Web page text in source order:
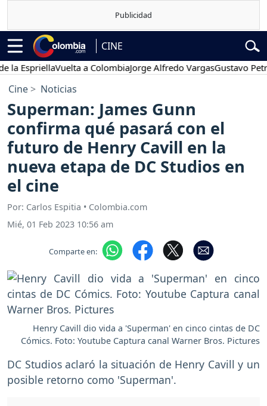
CINE
Vuelta a ColombiaJorge Alfredo VargasGustavo Petro
Cine Noticias
Superman: James Gunn
confirma qué pasará con el
futuro de Henry Cavill en la
nueva etapa de DC Studios en
el cine
Por: Carlos Espitia • Colombia.com
Mié, 01 Feb 2023 10:56 am
Comparte en:
Henry Cavill dio vida a 'Superman' en cinco cintas de DC
Cómics. Foto: Youtube Captura canal Warner Bros. Pictures
DC Studios aclaró la situación de Henry Cavill y un
posible retorno como 'Superman'.